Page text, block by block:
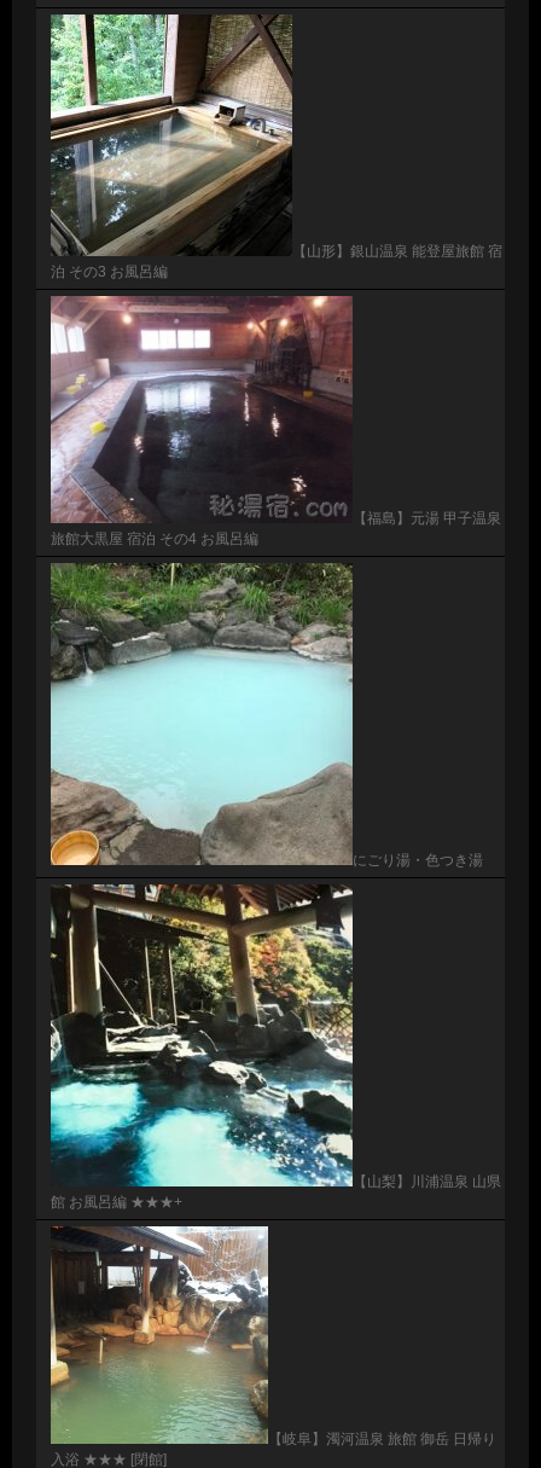
【山形】銀山温泉 能登屋旅館 宿
泊 その3 お風呂編
【福島】元湯 甲子温泉
旅館大黒屋 宿泊 その4 お風呂編
にごり湯・色つき湯
【山梨】川浦温泉 山県
館 お風呂編 ★★★+
【岐阜】濁河温泉 旅館 御岳 日帰り
入浴 ★★★ [閉館]